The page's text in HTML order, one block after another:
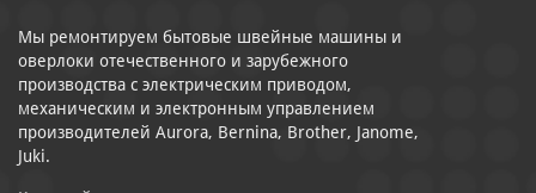
Мы ремонтируем бытовые швейные машины и
оверлоки отечественного и зарубежного
производства с электрическим приводом,
механическим и электронным управлением
производителей Aurora, Bernina, Brother, Janome,
Juki.